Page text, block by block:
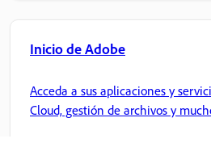
Inicio de Adobe
Acceda a sus aplicaciones y
Cloud, gestión de archivos y